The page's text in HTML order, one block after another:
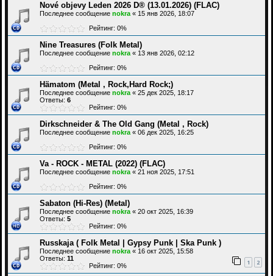
Nové objevy Leden 2026 D® (13.01.2026) (FLAC)
Последнее сообщение nokra « 15 янв 2026, 18:07
Рейтинг: 0%
Nine Treasures (Folk Metal)
Последнее сообщение nokra « 13 янв 2026, 02:12
Рейтинг: 0%
Hämatom (Metal , Rock,Hard Rock;)
Последнее сообщение nokra « 25 дек 2025, 18:17
Ответы: 6
Рейтинг: 0%
Dirkschneider & The Old Gang (Metal , Rock)
Последнее сообщение nokra « 06 дек 2025, 16:25
Рейтинг: 0%
Va - ROCK - METAL (2022) (FLAC)
Последнее сообщение nokra « 21 ноя 2025, 17:51
Рейтинг: 0%
Sabaton (Hi-Res) (Metal)
Последнее сообщение nokra « 20 окт 2025, 16:39
Ответы: 5
Рейтинг: 0%
Russkaja ( Folk Metal | Gypsy Punk | Ska Punk )
Последнее сообщение nokra « 16 окт 2025, 15:58
Ответы: 11 1 2
Рейтинг: 0%